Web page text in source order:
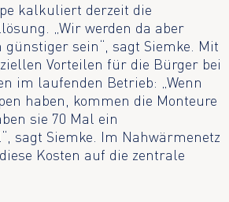
kalkuliert derzeit die
„Wir werden da aber
sein“, sagt Siemke. Mit
Vorteilen für die Bürger bei
im laufenden Betrieb: „Wenn
haben, kommen die Monteure
sie 70 Mal ein
sagt Siemke. Im Nahwärmenetz
Kosten auf die zentrale